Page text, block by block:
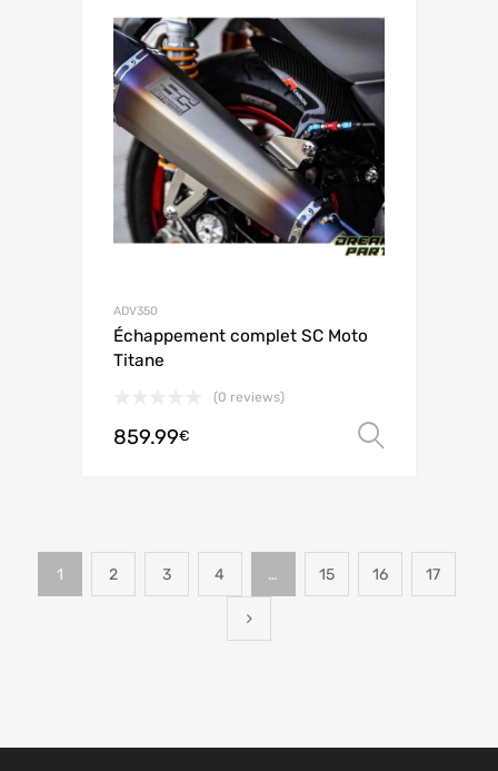
ADV350
Échappement complet SC Moto
Titane
(0 reviews)
859.99€
1 2 3 4 … 15 16 17